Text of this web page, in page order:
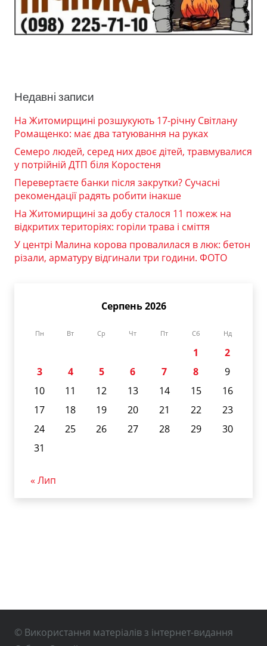
Недавні записи
На Житомирщині розшукують 17-річну Світлану
Ромащенко: має два татуювання на руках
Семеро людей, серед них двоє дітей, травмувалися
у потрійній ДТП біля Коростеня
Перевертаєте банки після закрутки? Сучасні
рекомендації радять робити інакше
На Житомирщині за добу сталося 11 пожеж на
відкритих територіях: горіли трава і сміття
У центрі Малина корова провалилася в люк: бетон
різали, арматуру відгинали три години. ФОТО
Серпень 2026
Пн Вт Ср Чт Пт Сб Нд
1
2
3
4 5 6 7 8
9
10
11 12 13 14 15
16
17
18 19 20 21 22
23
24
25 26 27 28 29
30
31
« Лип
© Використання матеріалів з інтернет-видання